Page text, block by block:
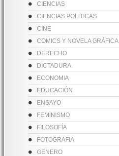
CIENCIAS
CIENCIAS POLITICAS
CINE
COMICS Y NOVELA GRÁFICA
DERECHO
DICTADURA
ECONOMIA
EDUCACIÓN
ENSAYO
FEMINISMO
FILOSOFÍA
FOTOGRAFIA
GENERO